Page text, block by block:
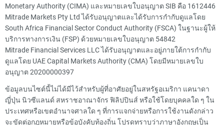
Monetary Authority (CIMA) และหมายเลขใบอนุญาต SIB คือ 1612446
Mitrade Markets Pty Ltd ได้รับอนุญาตและได้รับการกำกับดูแลโดย
South Africa Financial Sector Conduct Authority (FSCA) ในฐานะผู้ให้
บริการทางการเงิน (FSP) ด้วยหมายเลขใบอนุญาต 54842
Mitrade Financial Services LLC ได้รับอนุญาตและอยู่ภายใต้การกำกับ
ดูแลโดย UAE Capital Markets Authority (CMA) โดยมีหมายเลขใบ
อนุญาต 20200000397
ข้อมูลบนไซต์นี้ไม่ได้มีไว้สำหรับผู้ที่อาศัยอยู่ในสหรัฐอเมริกา แคนาดา
ญี่ปุ่น นิวซีแลนด์ สหราชอาณาจักร ฟิลิปปินส์ หรือใช้โดยบุคคลใด ๆ ใน
ประเทศหรือเขตอำนาจศาลใด ๆ ที่การแจกจ่ายหรือการใช้งานดังกล่าว
จะขัดต่อกฎหมายหรือข้อบังคับท้องถิ่น โปรดทราบว่าภาษาอังกฤษเป็น